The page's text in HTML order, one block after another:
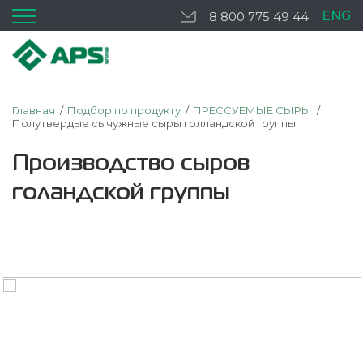
8 800 775 49 44 ENG
Главная Подбор по продукту
ПРЕССУЕМЫЕ СЫРЫ
Полутвердые сычужные сыры голландской группы
Производство сыров
голандской группы